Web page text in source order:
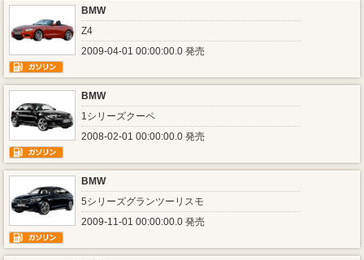
BMW
Z4
2009-04-01 00:00:00.0 発売
BMW
1シリーズクーペ
2008-02-01 00:00:00.0 発売
BMW
5シリーズグランツーリスモ
2009-11-01 00:00:00.0 発売